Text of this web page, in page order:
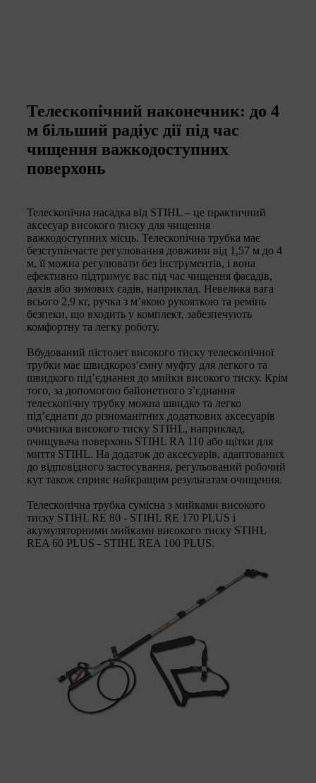
Телескопічний наконечник: до 4
м більший радіус дії під час
чищення важкодоступних
поверхонь
Телескопічна насадка від STIHL – це практичний
аксесуар високого тиску для чищення
важкодоступних місць. Телескопічна трубка має
безступінчасте регулювання довжини від 1,57 м до 4
м, її можна регулювати без інструментів, і вона
ефективно підтримує вас під час чищення фасадів,
дахів або зимових садів, наприклад. Невелика вага
всього 2,9 кг, ручка з м’якою рукояткою та ремінь
безпеки, що входить у комплект, забезпечують
комфортну та легку роботу.
Вбудований пістолет високого тиску телескопічної
трубки має швидкороз’ємну муфту для легкого та
швидкого під’єднання до мийки високого тиску. Крім
того, за допомогою байонетного з’єднання
телескопічну трубку можна швидко та легко
під’єднати до різноманітних додаткових аксесуарів
очисника високого тиску STIHL, наприклад,
очищувача поверхонь STIHL RA 110 або щітки для
миття STIHL. На додаток до аксесуарів, адаптованих
до відповідного застосування, регульований робочий
кут також сприяє найкращим результатам очищення.
Телескопічна трубка сумісна з мийками високого
тиску STIHL RE 80 - STIHL RE 170 PLUS і
акумуляторними мийками високого тиску STIHL
REA 60 PLUS - STIHL REA 100 PLUS.